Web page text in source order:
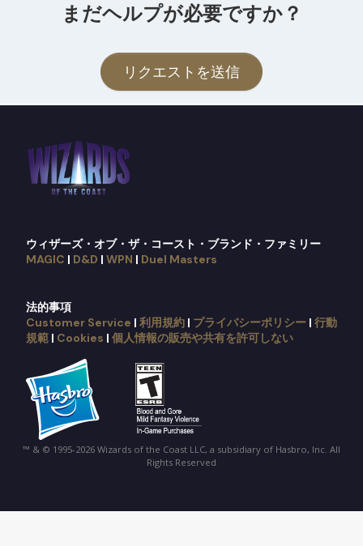
まだヘルプが必要ですか？
リクエストを送信
ウィザーズ・オブ・ザ・コースト・ブランド・ファミリー
MAGIC | D&D | WPN | Duel Masters
法的事項
Customer Service | 利用規約 | プライバシーポリシー | 行動
規範 | Cookies | 個人情報の販売や共有を許可しない
™ & © 1995-2026 Wizards of the Coast LLC, a subsidiary of Hasbro, Inc. All
Rights Reserved